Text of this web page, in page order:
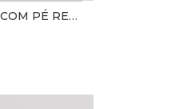
CALÇA GUSTAVO COM PÉ REF. 5119 - PRETO - ADULTO